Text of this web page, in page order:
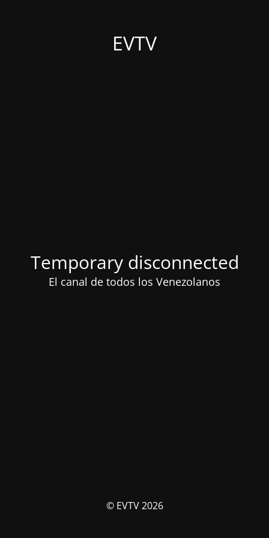
EVTV
Temporary disconnected
El canal de todos los Venezolanos
© EVTV 2026